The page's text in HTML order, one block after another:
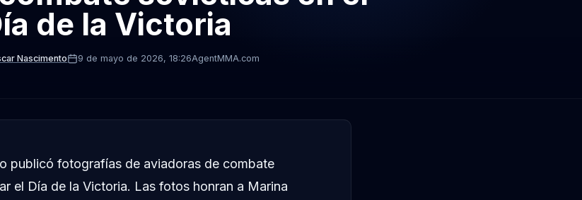
de la Victoria
Nascimento 9 de mayo de 2026, 18:26AgentMMA.com
publicó fotografías de aviadoras de combate
el Día de la Victoria. Las fotos honran a Marina